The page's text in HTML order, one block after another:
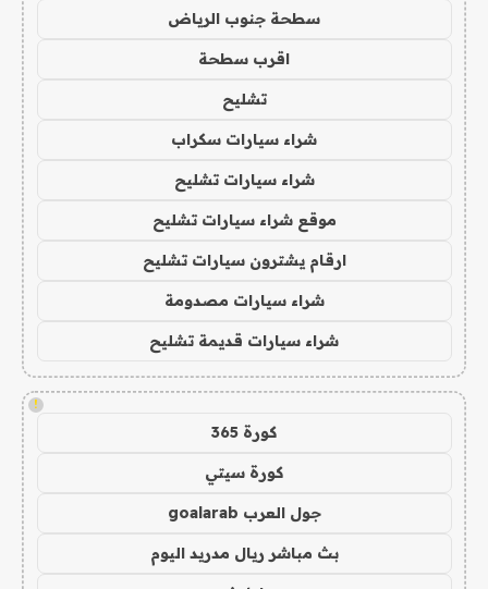
سطحة جنوب الرياض
اقرب سطحة
تشليح
شراء سيارات سكراب
شراء سيارات تشليح
موقع شراء سيارات تشليح
ارقام يشترون سيارات تشليح
شراء سيارات مصدومة
شراء سيارات قديمة تشليح
!
كورة 365
كورة سيتي
جول العرب goalarab
بث مباشر ريال مدريد اليوم